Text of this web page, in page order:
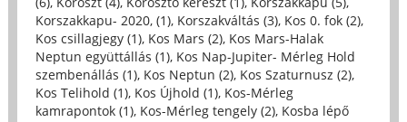
Korszakkapu- 2020, (1), Korszakváltás (3), Kos 0. fok (2),
Kos csillagjegy (1), Kos Mars (2), Kos Mars-Halak
Neptun együttállás (1), Kos Nap-Jupiter- Mérleg Hold
szembenállás (1), Kos Neptun (2), Kos Szaturnusz (2),
Kos Telihold (1), Kos Újhold (1), Kos-Mérleg
kamrapontok (1), Kos-Mérleg tengely (2), Kosba lépő